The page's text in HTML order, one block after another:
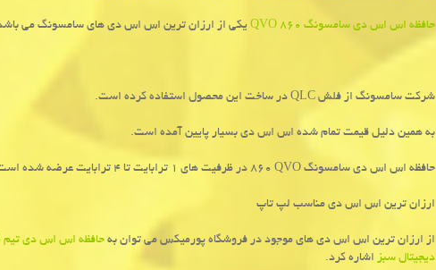
حافظه اس اس دی سامسونگ ۸۶۰ QVO یکی از ارزان ترین اس اس دی های سامسونگ می
شرکت سامسونگ از فلش QLC در ساخت این محصول استفاده کرده است.
به همین دلیل قیمت تمام شده اس اس دی بسیار پایین آمده است.
حافظه اس اس دی سامسونگ ۸۶۰ QVO در ظرفیت های ۱ ترابایت تا ۴ ترابایت عرضه شده است.
ارزان ترین اس اس دی مناسب لپ تاپ
از ارزان ترین اس اس دی های موجود در فروشگاه پورمیکس می توان به حافظه اس اس دی تیم
دیجیتال سبز اشاره کرد.